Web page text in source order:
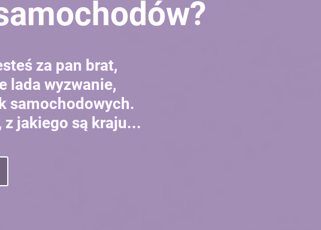
za pan brat,
lada wyzwanie,
samochodowych.
z jakiego są kraju...